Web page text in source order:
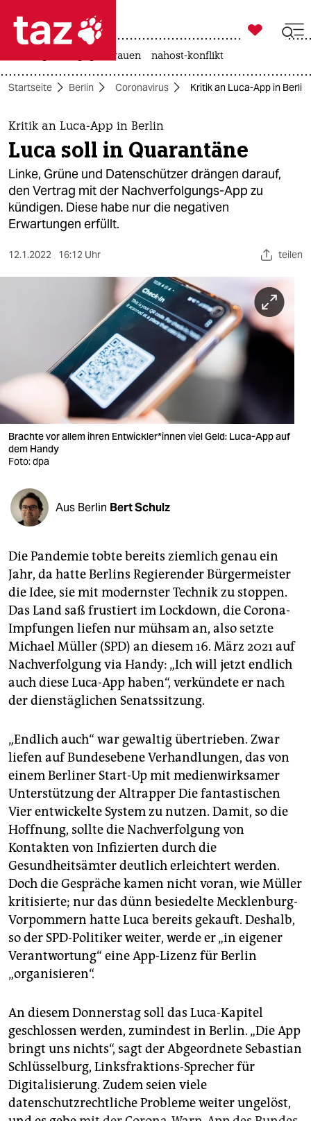
 taz zahl ich
taz zahl ich
themen
politik
öko
gesellschaft
kultur
sport
wahrheit
verlag
verlag
veranstaltungen
shop
fragen & hilfe
abo
genossenschaft
epaper login

taz zahl ich
gewalt gegen frauen nahost-konflikt
Startseite Berlin Coronavirus Kritik an Luca-App in
Kritik an Luca-App in Berlin
Luca soll in Quarantäne
Linke, Grüne und Datenschützer drängen darauf,
den Vertrag mit der Nachverfolgungs-App zu
kündigen. Diese habe nur die negativen
Erwartungen erfüllt.
12.1.2022 16:12 Uhr teilen
Brachte vor allem ihren Ent­wick­le­r*in­nen viel Geld: Luca-App auf
dem Handy
Foto: dpa
Aus Berlin Bert Schulz
Die Pandemie tobte bereits ziemlich genau ein
Jahr, da hatte Berlins Regierender Bürgermeister
die Idee, sie mit modernster Technik zu stoppen.
Das Land saß frustiert im Lockdown, die Corona-
Impfungen liefen nur mühsam an, also setzte
Michael Müller (SPD) an diesem 16. März 2021 auf
Nachverfolgung via Handy: „Ich will jetzt endlich
auch diese Luca-App haben“, verkündete er nach
der dienstäglichen Senatssitzung.
„Endlich auch“ war gewaltig übertrieben. Zwar
liefen auf Bundesebene Verhandlungen, das von
einem Berliner Start-Up mit medienwirksamer
Unterstützung der Altrapper Die fantastischen
Vier entwickelte System zu nutzen. Damit, so die
Hoffnung, sollte die Nachverfolgung von
Kontakten von Infizierten durch die
Gesundheitsämter deutlich erleichtert werden.
Doch die Gespräche kamen nicht voran, wie Müller
kritisierte; nur das dünn besiedelte Mecklenburg-
Vorpommern hatte Luca bereits gekauft. Deshalb,
so der SPD-Politiker weiter, werde er „in eigener
Verantwortung“ eine App-Lizenz für Berlin
„organisieren“.
An diesem Donnerstag soll das Luca-Kapitel
geschlossen werden, zumindest in Berlin. „Die App
bringt uns nichts“, sagt der Abgeordnete Sebastian
Schlüsselburg, Linksfraktions-Sprecher für
Digitalisierung. Zudem seien viele
datenschutzrechtliche Probleme weiter ungelöst,